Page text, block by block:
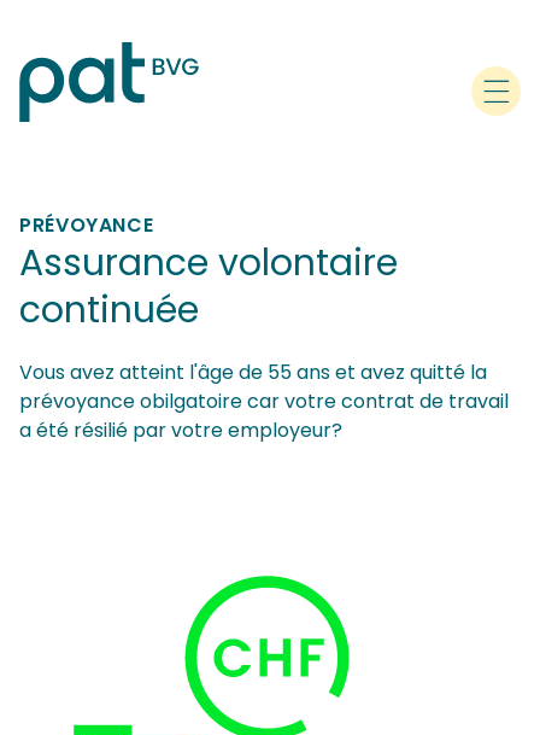
PRÉVOYANCE
Assurance volontaire
continuée
Vous avez atteint l'âge de 55 ans et avez quitté la
prévoyance obilgatoire car votre contrat de travail
a été résilié par votre employeur?